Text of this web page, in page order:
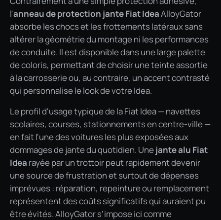
l'anneau de protection jante Fiat IdeaAlloyGator
absorbe les chocs et les frottements latéraux sans
altérer la géométrie du montage ni les performances
de conduite. Il est disponible dans une large palette
de coloris, permettant de choisir une teinte assortie
à la carrosserie ou, au contraire, un accent contrasté
qui personnalise le look de votre Idea.
Le profil d'usage typique de la Fiat Idea — navettes
scolaires, courses, stationnements en centre-ville —
en fait l'une des voitures les plus exposées aux
dommages de jante du quotidien. Unejante alu Fiat
Idea rayée par un trottoir peut rapidement devenir
une source de frustration et surtout de dépenses
imprévues : réparation, repeinture ou remplacement
représentent des coûts significatifs qui auraient pu
être évités. AlloyGator s'impose ici comme